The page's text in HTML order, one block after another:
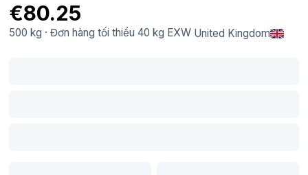
€80.25
500 kg ·Đơn hàng tối thiểu 40 kg EXW United Kingdom